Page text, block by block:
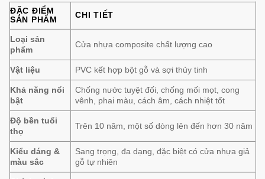
ĐẶC ĐIỂM
SẢN PHẨM
CHI TIẾT
Loại sản
phẩm
Cửa nhựa composite chất lượng cao
Vật liệu PVC kết hợp bột gỗ và sợi thủy tinh
Khả năng nổi
bật
Chống nước tuyệt đối, chống mối mọt, cong
vênh, phai màu, cách âm, cách nhiệt tốt
Độ bền tuổi
thọ
Trên 10 năm, một số dòng lên đến hơn 30 năm
Kiểu dáng &
màu sắc
Sang trọng, đa dạng, đặc biệt có cửa nhựa giả
gỗ tự nhiên